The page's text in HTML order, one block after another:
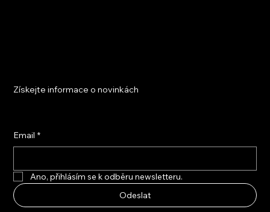
Získejte informace o novinkách
Email *
Ano, přihlásím se k odběru newsletteru.
Odeslat